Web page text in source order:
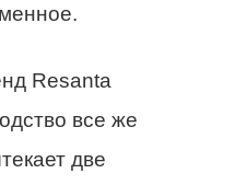
Resanta
все же
две